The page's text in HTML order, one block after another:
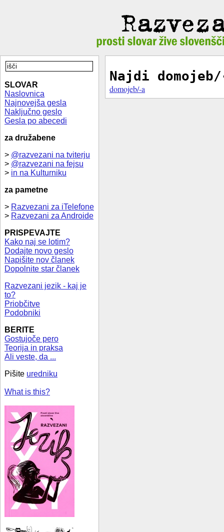
SLOVAR
Naslovnica
Najnovejša gesla
Naključno geslo
Gesla po abecedi
za družabene
> @razvezani na tviterju
> @razvezani na fejsu
> in na Kulturniku
za pametne
> Razvezani za iTelefone
> Razvezani za Androide
PRISPEVAJTE
Kako naj se lotim?
Dodajte novo geslo
Napišite nov članek
Dopolnite star članek
Razvezani jezik - kaj je
to?
Priobčitve
Podobniki
BERITE
Gostujoče pero
Teorija in praksa
Ali veste, da ...
Pišite uredniku
What is this?
Najdi
domojeb/-a